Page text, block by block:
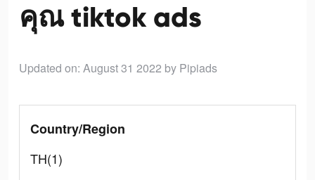
คุณ tiktok ads
Updated on: August 31 2022 by Pipiads
Country/Region
TH(1)